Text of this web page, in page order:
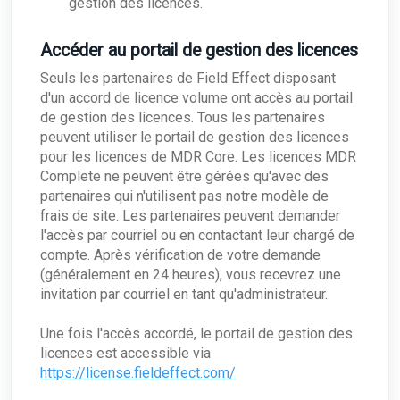
Modification des autorisations utilisateur
Authentification unique (SSO)
La page de gestion des données
Syslogs et Field Effect MDR
Surveillance de l'informatique en nuage et
intégrations
La page des intégrations : Vue d'ensemble
Gestion antivirus
Gestion des antivirus : Vue d'ensemble
Activation de la gestion de l'antivirus
Soutien
Téléchargement de fichiers sur le portail MDR
Accéder au portail de gestion des licences
Seuls les partenaires de Field Effect disposant
d'un accord de licence volume ont accès au portail
de gestion des licences. Tous les partenaires
peuvent utiliser le portail de gestion des licences
pour les licences de MDR Core. Les licences MDR
Complete ne peuvent être gérées qu'avec des
partenaires qui n'utilisent pas notre modèle de
frais de site. Les partenaires peuvent demander
l'accès par courriel ou en contactant leur chargé de
compte. Après vérification de votre demande
(généralement en 24 heures), vous recevrez une
invitation par courriel en tant qu'administrateur.
Une fois l'accès accordé, le portail de gestion des
licences est accessible via
https://license.fieldeffect.com/